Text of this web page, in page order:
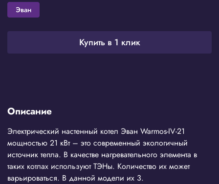
Купить в 1 клик
Эван
Описание
Электрический настенный котел Эван Warmos-IV-21
мощностью 21 кВт – это современный экологичный
источник тепла. В качестве нагревательного элемента в
таких котлах используют ТЭНы. Количество их может
варьироваться. В данной модели их 3.